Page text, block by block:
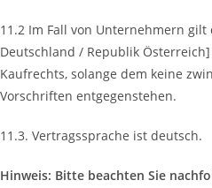
11.2 Im Fall von Unternehmern
Deutschland / Republik
Kaufrechts, solange dem keine
Vorschriften entgegenstehen.
11.3. Vertragssprache ist deutsch.
Hinweis: Bitte beachten Sie